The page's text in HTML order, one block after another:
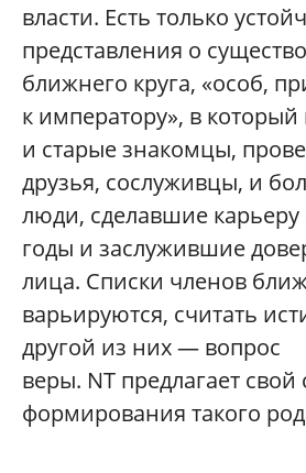
власти. Есть только
представления о
ближнего круга, «особ,
к императору», в который
и старые знакомцы,
друзья, сослуживцы, и
люди, сделавшие карьеру
годы и заслужившие
лица. Списки членов
варьируются, считать
другой из них — вопрос
веры. NT предлагает свой
формирования такого